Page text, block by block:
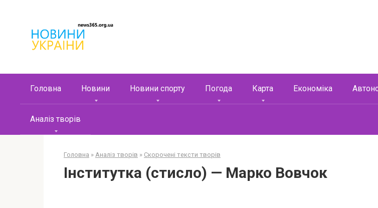
контенту
Головна Новини Новини спорту Погода Карта Економіка
Аналіз творів
Головна » Аналіз творів » Скорочені тексти творів
Інститутка (стисло) — Марко Вовчок